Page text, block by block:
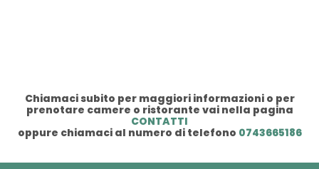
Chiamaci subito per maggiori informazioni o per
prenotare camere o ristorante vai nella pagina
CONTATTI
oppure chiamaci al numero di telefono 0743665186